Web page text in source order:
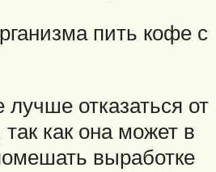
пить кофе с
отказаться от
как она может в
выработке